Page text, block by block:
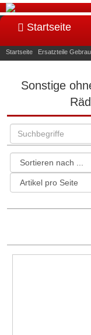
Startseite
Startseite Ersatzteile
Räder / Reifen / Felgen
Sonstige